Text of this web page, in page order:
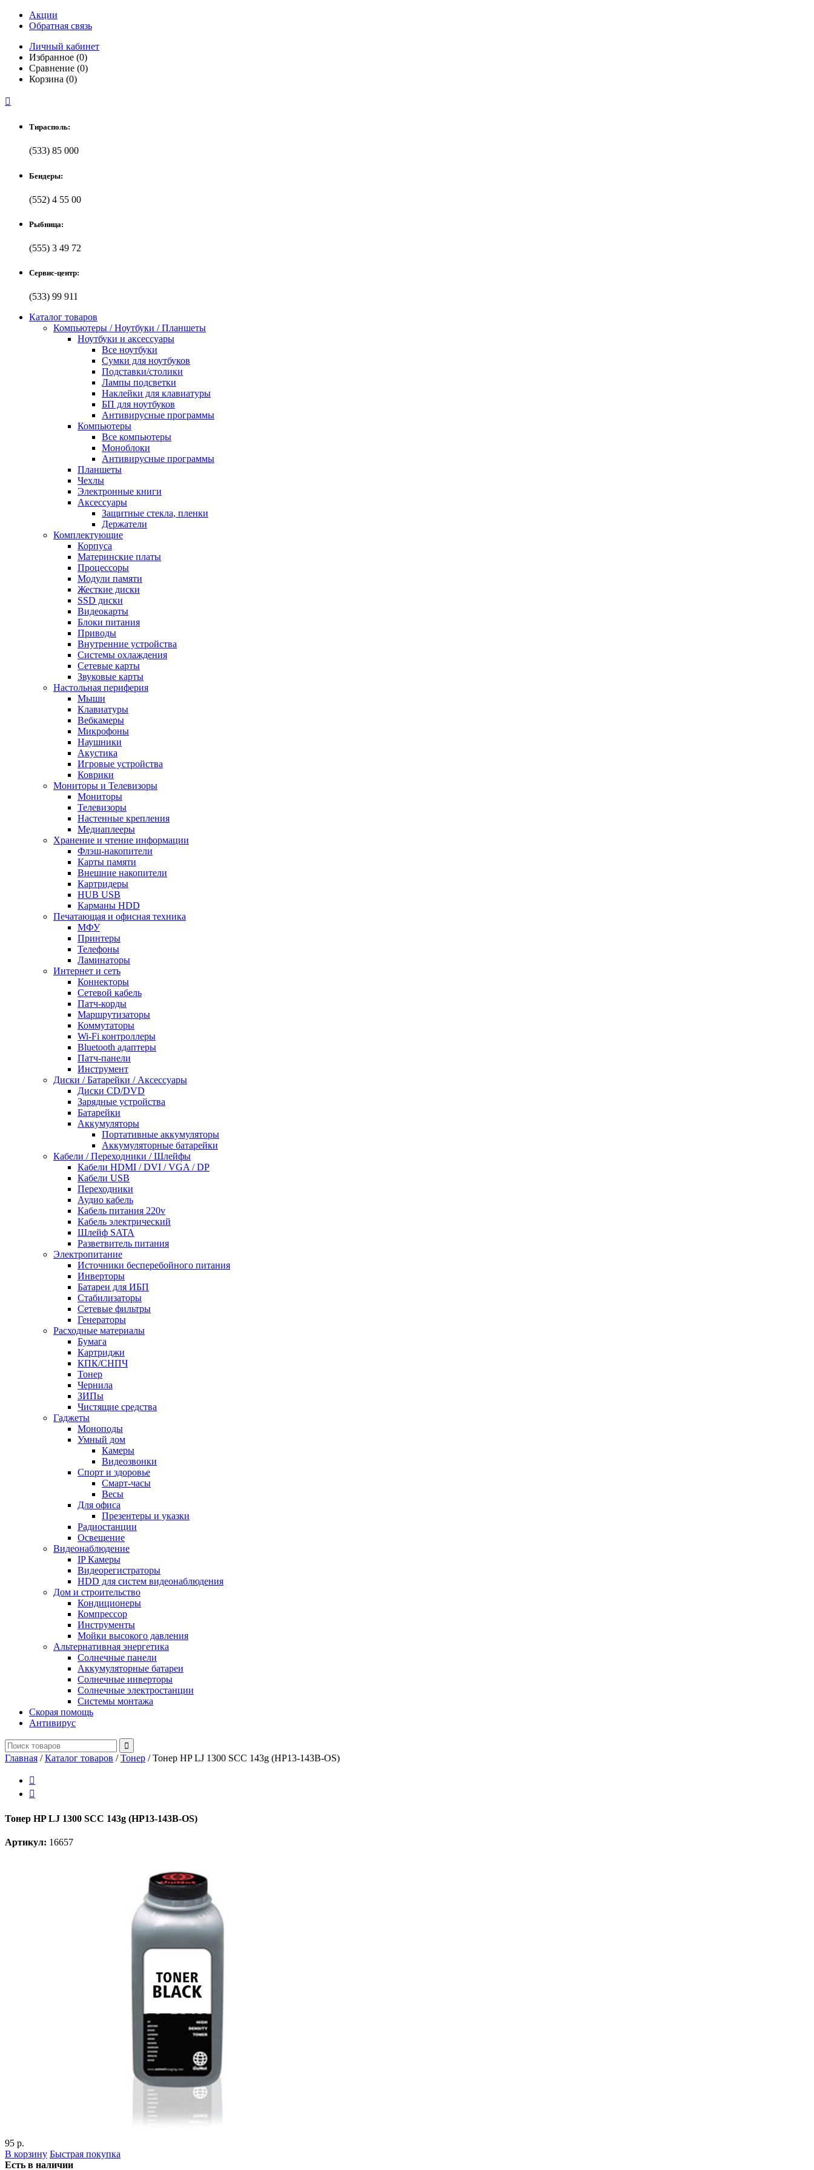
Акции
Обратная связь
Личный кабинет
Избранное (0)
Сравнение (0)
Корзина (0)

Тирасполь:
(533) 85 000
Бендеры:
(552) 4 55 00
Рыбница:
(555) 3 49 72
Сервис-центр:
(533) 99 911
Каталог товаров
Компьютеры / Ноутбуки / Планшеты
Ноутбуки и аксессуары
Все ноутбуки
Сумки для ноутбуков
Подставки/столики
Лампы подсветки
Наклейки для клавиатуры
БП для ноутбуков
Антивирусные программы
Компьютеры
Все компьютеры
Моноблоки
Антивирусные программы
Планшеты
Чехлы
Электронные книги
Аксессуары
Защитные стекла, пленки
Держатели
Комплектующие
Корпуса
Материнские платы
Процессоры
Модули памяти
Жесткие диски
SSD диски
Видеокарты
Блоки питания
Приводы
Внутренние устройства
Системы охлаждения
Сетевые карты
Звуковые карты
Настольная периферия
Мыши
Клавиатуры
Вебкамеры
Микрофоны
Наушники
Акустика
Игровые устройства
Коврики
Мониторы и Телевизоры
Мониторы
Телевизоры
Настенные крепления
Медиаплееры
Хранение и чтение информации
Флэш-накопители
Карты памяти
Внешние накопители
Картридеры
HUB USB
Карманы HDD
Печатающая и офисная техника
МФУ
Принтеры
Телефоны
Ламинаторы
Интернет и сеть
Коннекторы
Сетевой кабель
Патч-корды
Маршрутизаторы
Коммутаторы
Wi-Fi контроллеры
Bluetooth адаптеры
Патч-панели
Инструмент
Диски / Батарейки / Аксессуары
Диски CD/DVD
Зарядные устройства
Батарейки
Аккумуляторы
Портативные аккумуляторы
Аккумуляторные батарейки
Кабели / Переходники / Шлейфы
Кабели HDMI / DVI / VGA / DP
Кабели USB
Переходники
Аудио кабель
Кабель питания 220v
Кабель электрический
Шлейф SATA
Разветвитель питания
Электропитание
Источники бесперебойного питания
Инверторы
Батареи для ИБП
Стабилизаторы
Сетевые фильтры
Генераторы
Расходные материалы
Бумага
Картриджи
КПК/СНПЧ
Тонер
Чернила
ЗИПы
Чистящие средства
Гаджеты
Моноподы
Умный дом
Камеры
Видеозвонки
Спорт и здоровье
Смарт-часы
Весы
Для офиса
Презентеры и указки
Радиостанции
Освещение
Видеонаблюдение
IP Камеры
Видеорегистраторы
HDD для систем видеонаблюдения
Дом и строительство
Кондиционеры
Компрессор
Инструменты
Мойки высокого давления
Альтернативная энергетика
Солнечные панели
Аккумуляторные батареи
Солнечные инверторы
Солнечные электростанции
Системы монтажа
Скорая помощь
Антивирус
Главная /Каталог товаров /Тонер /Тонер HP LJ 1300 SCC 143g (HP13-143B-OS)


Тонер HP LJ 1300 SCC 143g (HP13-143B-OS)
Артикул: 16657
95 р.
В корзину Быстрая покупка
Есть в наличии